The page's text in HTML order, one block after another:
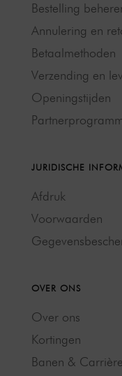
Bestelling
Annulering en
Betaalmethoden
Verzending en
Openingstijden
JURIDISCHE
Afdruk
Voorwaarden
OVER ONS
Over ons
Kortingen
Banen & Carrière